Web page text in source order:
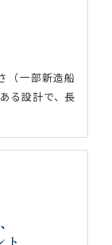
（一部新造船
る設計で、長